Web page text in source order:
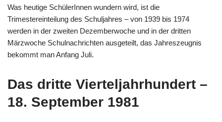
Was heutige SchülerInnen wundern wird, ist die
Trimestereinteilung des Schuljahres – von 1939 bis 1974
werden in der zweiten Dezemberwoche und in der dritten
Märzwoche Schulnachrichten ausgeteilt, das Jahreszeugnis
bekommt man Anfang Juli.
Das dritte Vierteljahrhundert –
18. September 1981